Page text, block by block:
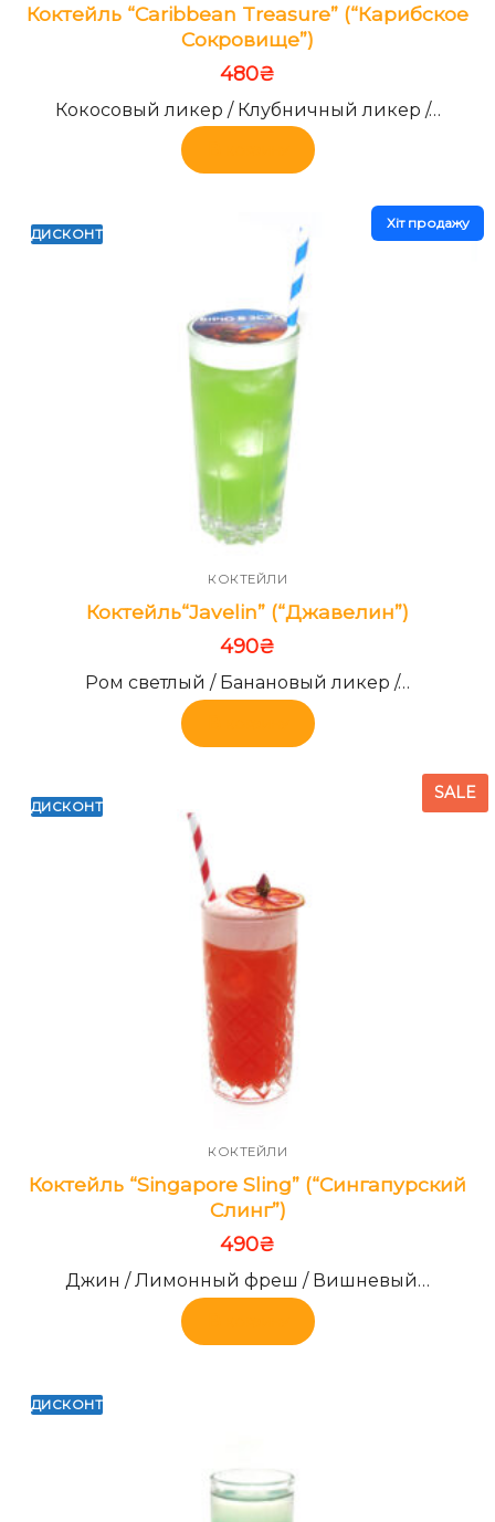
Коктейль “Caribbean Treasure” (“Карибское
Сокровище”)
480₴
Кокосовый ликер / Клубничный ликер /…
ДИСКОНТ
КОКТЕЙЛИ
Хiт продажу
Коктейль“Javelin” (“Джавелин”)
490₴
Ром светлый / Банановый ликер /…
ДИСКОНТ
КОКТЕЙЛИ
SALE
Коктейль “Singapore Sling” (“Сингапурский
Слинг”)
490₴
Джин / Лимонный фреш / Вишневый…
ДИСКОНТ